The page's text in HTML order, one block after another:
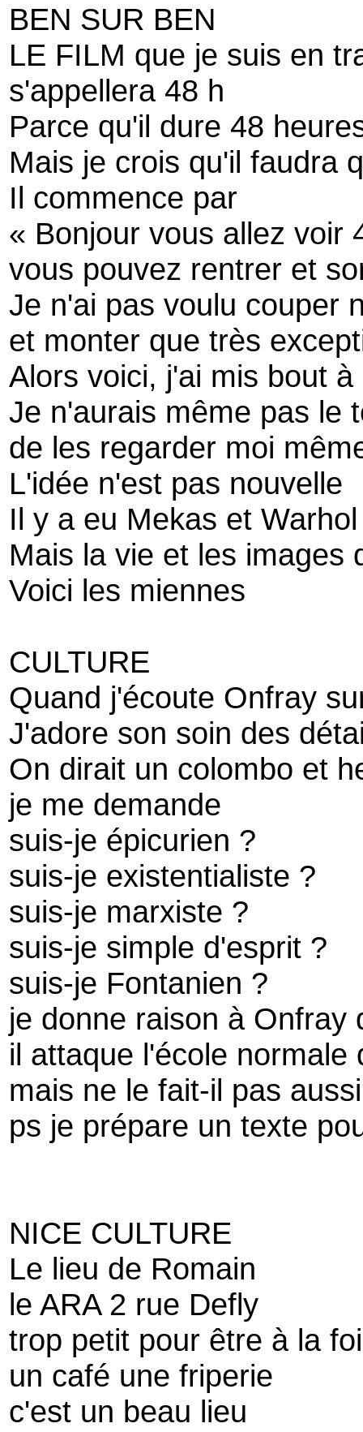
BEN SUR BEN
LE FILM que je suis en
s'appellera 48 h
Parce qu'il dure 48
Mais je crois qu'il faudra
Il commence par
« Bonjour vous allez voir
vous pouvez rentrer et
Je n'ai pas voulu couper
et monter que très
Alors voici, j'ai mis bout
Je n'aurais même pas le
de les regarder moi
L'idée n'est pas nouvelle
Il y a eu Mekas et
Mais la vie et les images
Voici les miennes
CULTURE
Quand j'écoute Onfray
J'adore son soin des
On dirait un colombo et
je me demande
suis-je épicurien ?
suis-je existentialiste ?
suis-je marxiste ?
suis-je simple d'esprit ?
suis-je Fontanien ?
je donne raison à Onfray
il attaque l'école normale
mais ne le fait-il pas
ps je prépare un texte
NICE CULTURE
Le lieu de Romain
le ARA 2 rue Defly
trop petit pour être à la
un café une friperie
c'est un beau lieu